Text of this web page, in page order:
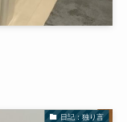
日記：独り言